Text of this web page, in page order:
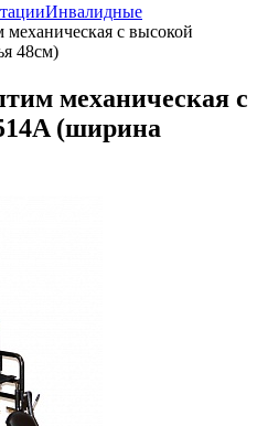
Инвалидные
с высокой
48см)
механическая с
(ширина